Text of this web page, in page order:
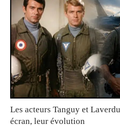
Les acteurs Tanguy et
écran, leur évolution